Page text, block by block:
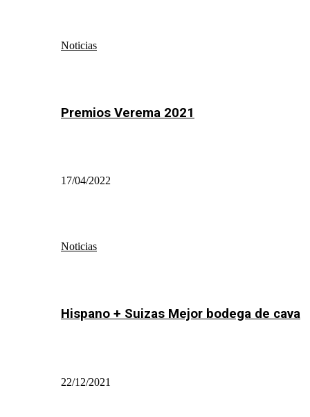
Noticias
Premios Verema 2021
17/04/2022
Noticias
Hispano + Suizas Mejor bodega de cava
22/12/2021